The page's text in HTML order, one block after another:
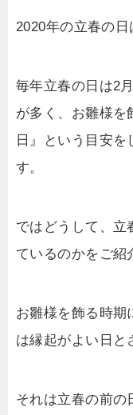
2020年の立春の日
毎年立春の日は2
が多く、お雛様を
日』という目安を
す。
ではどうして、立
ているのかをご紹
お雛様を飾る時期
は縁起がよい日と
それは立春の前の